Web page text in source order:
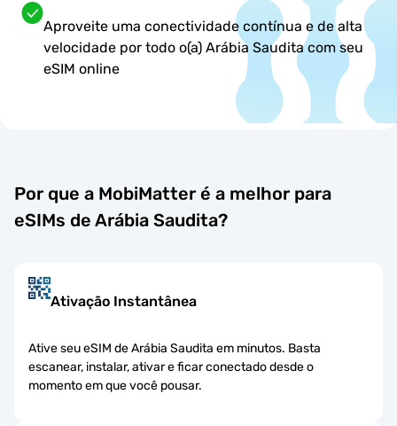
Aproveite uma conectividade contínua e de alta
velocidade por todo o(a) Arábia Saudita com seu
eSIM online
Por que a MobiMatter é a melhor para
eSIMs de Arábia Saudita?
Ativação Instantânea
Ative seu eSIM de Arábia Saudita em minutos. Basta
escanear, instalar, ativar e ficar conectado desde o
momento em que você pousar.